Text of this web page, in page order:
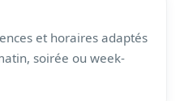
et horaires adaptés
soirée ou week-